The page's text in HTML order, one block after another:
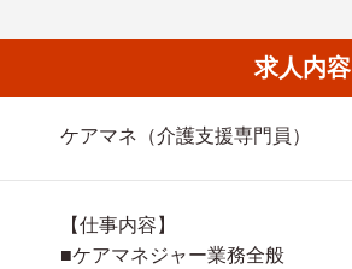
求人内容
ケアマネ（介護支援専門員）
【仕事内容】
■ケアマネジャー業務全般